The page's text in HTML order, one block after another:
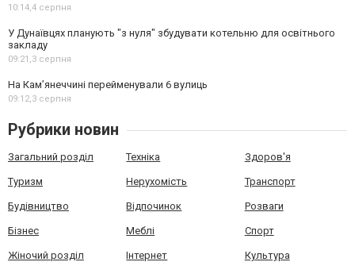
10:14,4 серпня
У Дунаївцях планують "з нуля" збудувати котельню для освітнього
закладу
09:21,3 серпня
На Камʼянеччині перейменували 6 вулиць
09:12,3 серпня
Рубрики новин
Загальний розділ Техніка Здоров'я
Туризм Нерухомість Транспорт
Будівництво Відпочинок Розваги
Бізнес Меблі Спорт
Жіночий розділ Інтернет Культура